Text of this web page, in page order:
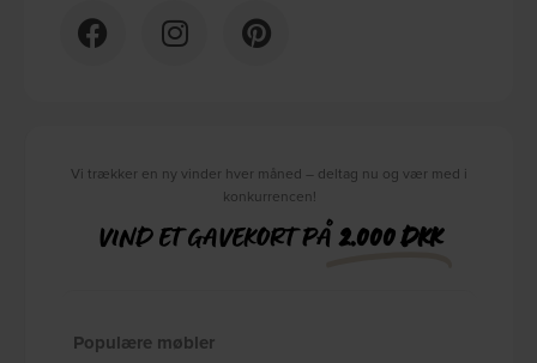
Vi trækker en ny vinder hver måned – deltag nu og vær med i
konkurrencen!
VIND ET GAVEKORT PÅ2.000 DKK
Populære møbler